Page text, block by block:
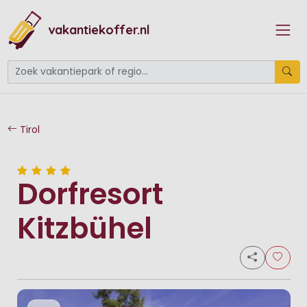
vakantiekoffer.nl
Tirol
Dorfresort
Kitzbühel